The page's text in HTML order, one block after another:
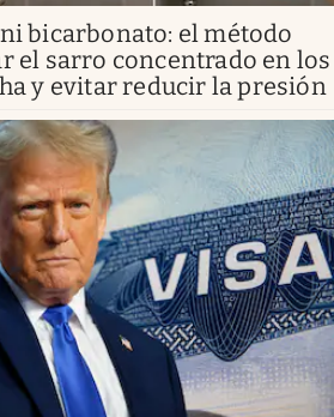
bicarbonato: el método
el sarro concentrado en los
y evitar reducir la presión